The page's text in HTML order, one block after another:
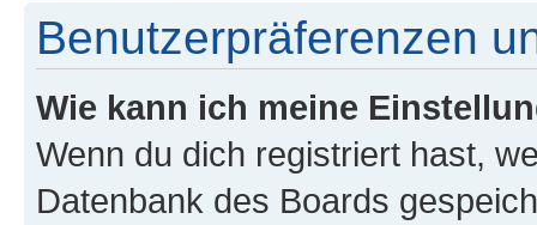
Benutzerpräferenzen
Wie kann ich meine
Wenn du dich registriert hast,
Datenbank des Boards